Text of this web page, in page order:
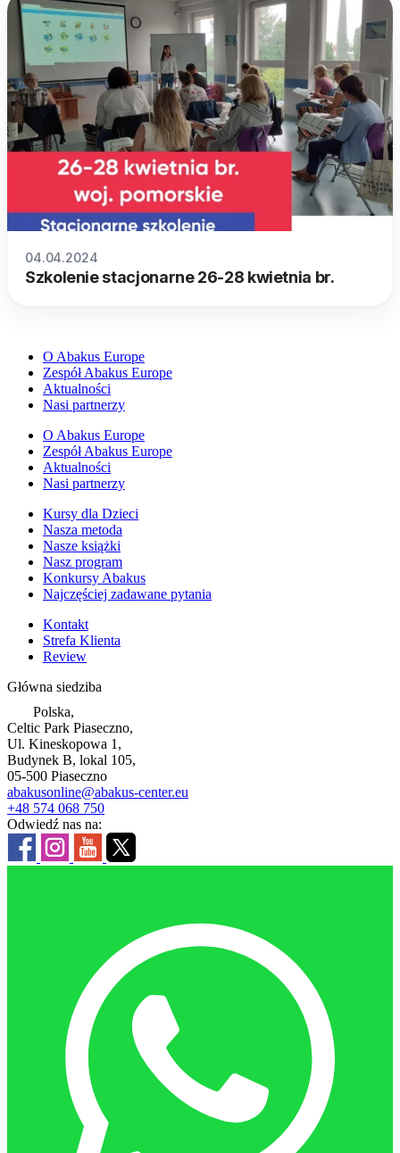
04.04.2024
Szkolenie stacjonarne 26-28 kwietnia br.
O Abakus Europe
Zespół Abakus Europe
Aktualności
Nasi partnerzy
O Abakus Europe
Zespół Abakus Europe
Aktualności
Nasi partnerzy
Kursy dla Dzieci
Nasza metoda
Nasze książki
Nasz program
Konkursy Abakus
Najczęściej zadawane pytania
Kontakt
Strefa Klienta
Review
Główna siedziba
Polska,
Celtic Park Piaseczno,
Ul. Kineskopowa 1,
Budynek B, lokal 105,
05-500 Piaseczno
abakusonline@abakus-center.eu
+48 574 068 750
Odwiedź nas na: